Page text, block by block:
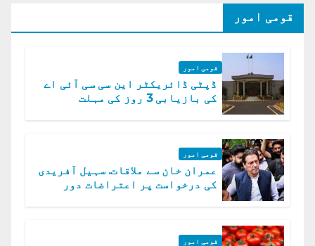
قومی امور
قومی امور
ڈپٹی ڈائریکٹر این سی سی آئی اے
کی بازیابی 3 روز کی مہلت
قومی امور
عمران خان سے ملاقات. سہیل آفریدی
کی درخواست پر اعتراضات دور
قومی امور